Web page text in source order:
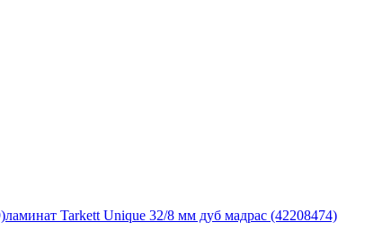
ламинат Tarkett Unique 32/8 мм дуб мадрас (42208474)